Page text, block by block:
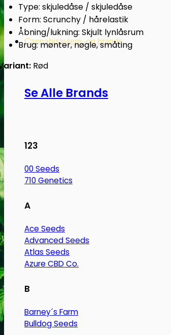
Cannabisavlere -og brands
Se Alle Brands
123
00 Seeds
710 Genetics
A
Ace Seeds
Advanced Seeds
Atlas Seeds
Azure CBD Co.
B
Barney´s Farm
Bulldog Seeds
Type: skjuledåse / skjuledåse
Form: Scrunchy / hårelastik
Åbning/lukning: Skjult lynlåsrum
Brug: mønter, nøgle, småting
Rød